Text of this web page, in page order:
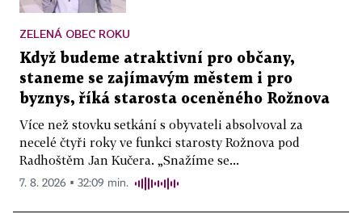
ZELENÁ OBEC ROKU
Když budeme atraktivní pro občany,
staneme se zajímavým městem i pro
byznys, říká starosta oceněného Rožnova
Více než stovku setkání s obyvateli absolvoval za
necelé čtyři roky ve funkci starosty Rožnova pod
Radhoštěm Jan Kučera. „Snažíme se...
7. 8. 2026 ▪ 32:09 min.